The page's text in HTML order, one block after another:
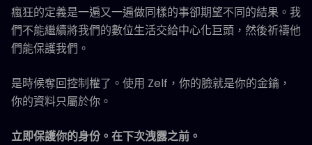
瘋狂的定義是一遍又一遍做同樣的事卻期望不同的結果。我
們不能繼續將我們的數位生活交給中心化巨頭，然後祈禱他
們能保護我們。
是時候奪回控制權了。使用 Zelf，你的臉就是你的金鑰，
你的資料只屬於你。
立即保護你的身份。在下次洩露之前。